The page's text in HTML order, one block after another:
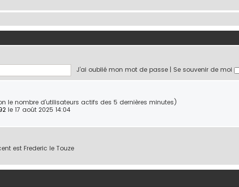
J’ai oublié mon mot de passe | Se souvenir de moi
le nombre d’utilisateurs actifs des 5 dernières minutes)
le 17 août 2025 14:04
est Frederic le Touze